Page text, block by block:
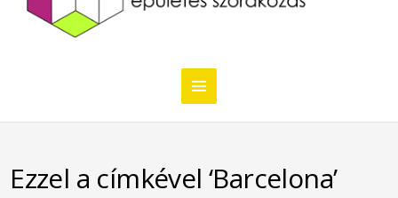
Ezzel a címkével ‘Barcelona’